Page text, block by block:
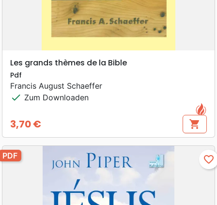
Les grands thèmes de la Bible
Pdf
Francis August Schaeffer
check Zum Downloaden
Preis
3,70 € shopping_cart
PDF favorite_border